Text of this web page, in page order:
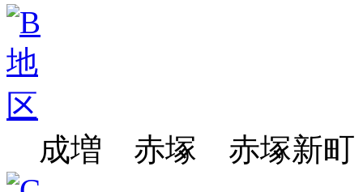
成増 赤塚 赤塚新